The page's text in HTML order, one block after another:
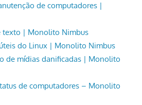
de computadores |
texto | Monolito Nimbus
do Linux | Monolito Nimbus
de mídias danificadas | Monolito
de computadores – Monolito